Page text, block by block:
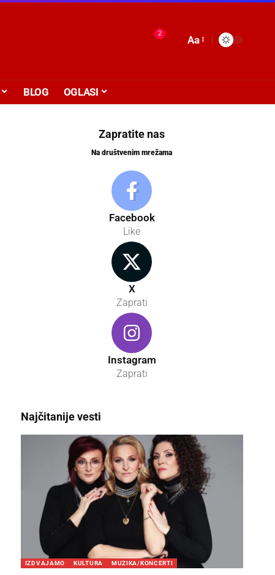
2
Aa
BLOG OGLASI
Zapratite nas
Na društvenim mrežama
Facebook
Like
X
Zaprati
Instagram
Zaprati
Najčitanije vesti
IZDVAJAMO KULTURA MUZIKA/KONCERTI